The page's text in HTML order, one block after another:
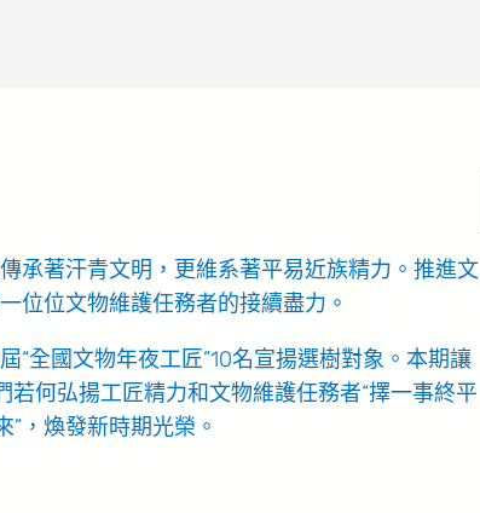
承著汗青文明，更維系著平易近族精力。推進文
位位文物維護任務者的接續盡力。
“全國文物年夜工匠”10名宣揚選樹對象。本期讓
何弘揚工匠精力和文物維護任務者“擇一事終平
”，煥發新時期光榮。